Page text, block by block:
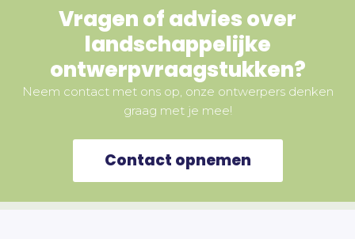
Vragen of advies over
landschappelijke
ontwerpvraagstukken?
Neem contact met ons op, onze ontwerpers denken
graag met je mee!
Contact opnemen